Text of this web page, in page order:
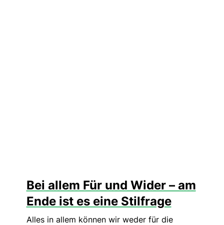
Bei allem Für und Wider – am
Ende ist es eine Stilfrage
Alles in allem können wir weder für die